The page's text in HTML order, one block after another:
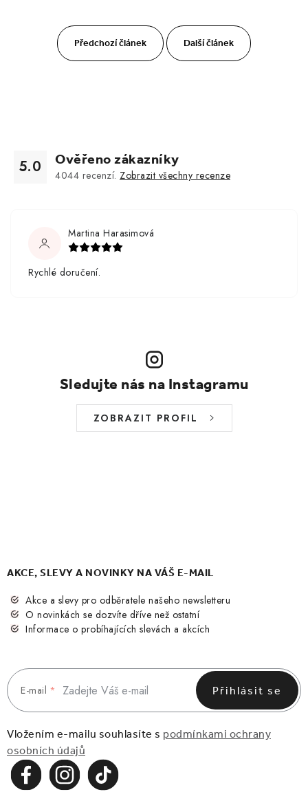
Předchozí článek Další článek
5.0 Ověřeno zákazníky
4044 recenzí. Zobrazit všechny recenze
Martina Harasimová
Rychlé doručení.
Sledujte nás na Instagramu
ZOBRAZIT PROFIL
AKCE, SLEVY A NOVINKY NA VÁŠ E-MAIL
Akce a slevy pro odběratele našeho newsletteru
O novinkách se dozvíte dříve než ostatní
Informace o probíhajících slevách a akcích
E-mail
Vložením e-mailu souhlasíte s podmínkami ochrany
osobních údajů
Přihlásit se